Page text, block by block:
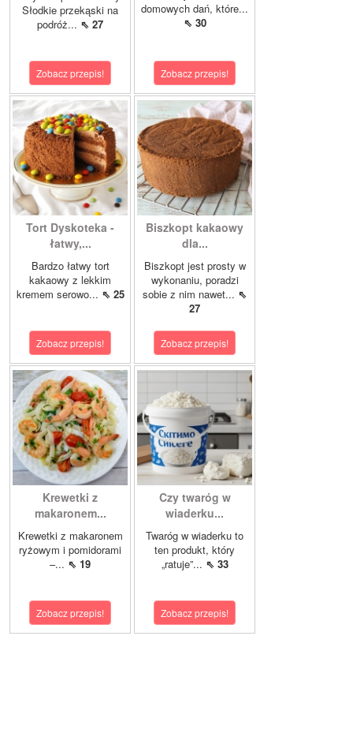
Słodkie przekąski na
podróż... ⇖ 27
Zobacz przepis!
domowych dań, które...
⇖ 30
Zobacz przepis!
Tort Dyskoteka -
łatwy,...
Bardzo łatwy tort
kakaowy z lekkim
kremem serowo... ⇖ 25
Zobacz przepis!
Biszkopt kakaowy
dla...
Biszkopt jest prosty w
wykonaniu, poradzi
sobie z nim nawet... ⇖
27
Zobacz przepis!
Krewetki z
makaronem...
Krewetki z makaronem
ryżowym i pomidorami
–... ⇖ 19
Zobacz przepis!
Czy twaróg w
wiaderku...
Twaróg w wiaderku to
ten produkt, który
„ratuje”... ⇖ 33
Zobacz przepis!